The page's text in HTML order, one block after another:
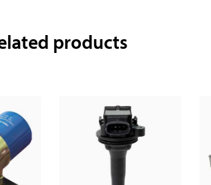
products